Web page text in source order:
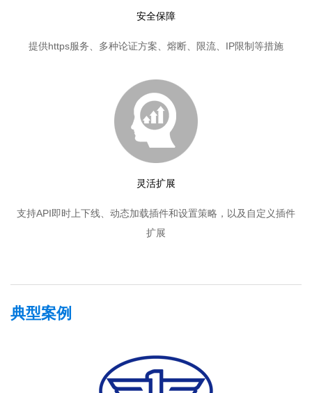
安全保障
提供https服务、多种论证方案、熔断、限流、IP限制等措施
灵活扩展
支持API即时上下线、动态加载插件和设置策略，以及自定义插件
扩展
典型案例